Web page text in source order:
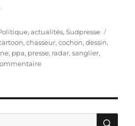
actualités,Sudpresse
,chasseur,cochon,dessin,
, ppa, presse, radar,sanglier,
sur